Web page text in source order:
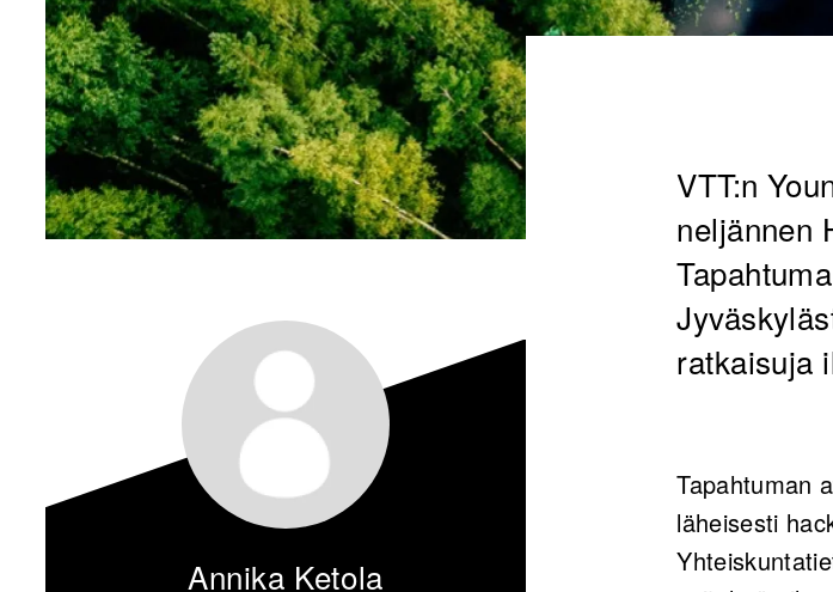
VTT:n
neljännen
ratkaisuja
Tapahtuman
läheisesti
Annika Ketola